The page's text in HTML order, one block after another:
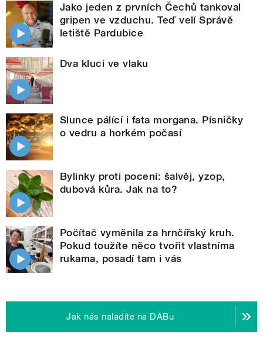
Jako jeden z prvních Čechů tankoval
gripen ve vzduchu. Teď velí Správě
letiště Pardubice
Dva kluci ve vlaku
Slunce pálící i fata morgana. Písničky
o vedru a horkém počasí
Bylinky proti pocení: šalvěj, yzop,
dubová kůra. Jak na to?
Počítač vyměnila za hrnčířský kruh.
Pokud toužíte něco tvořit vlastníma
rukama, posadí tam i vás
Jak nás naladíte na DABu